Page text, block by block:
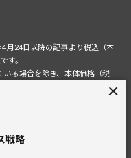
戦略
月24日以降の記事より税込（本
す。
る場合を除き、本体価格（税
率に準じます。